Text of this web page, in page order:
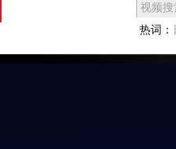
热词：